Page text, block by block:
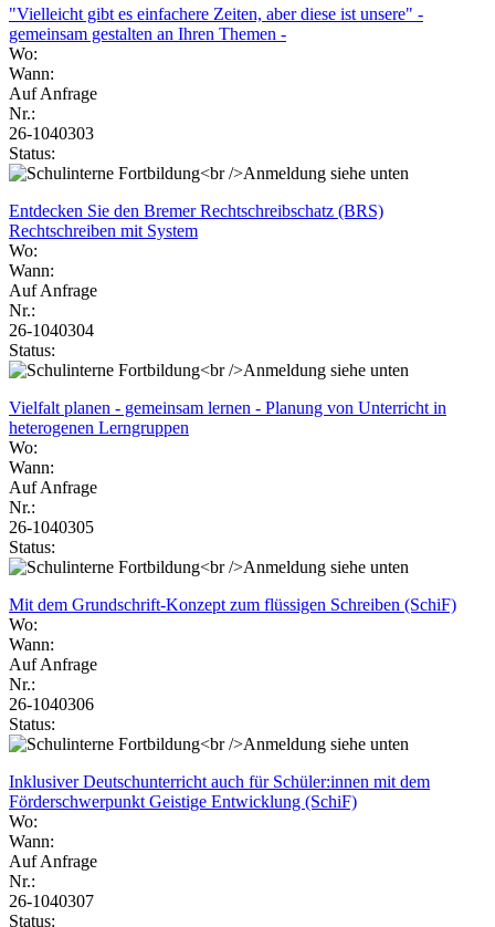
"Vielleicht gibt es einfachere Zeiten, aber diese ist unsere" -
gemeinsam gestalten an Ihren Themen -
Wo:
Wann:
Auf Anfrage
Nr.:
26-1040303
Status:
Entdecken Sie den Bremer Rechtschreibschatz (BRS)
Rechtschreiben mit System
Wo:
Wann:
Auf Anfrage
Nr.:
26-1040304
Status:
Vielfalt planen - gemeinsam lernen - Planung von Unterricht in
heterogenen Lerngruppen
Wo:
Wann:
Auf Anfrage
Nr.:
26-1040305
Status:
Mit dem Grundschrift-Konzept zum flüssigen Schreiben (SchiF)
Wo:
Wann:
Auf Anfrage
Nr.:
26-1040306
Status:
Inklusiver Deutschunterricht auch für Schüler:innen mit dem
Förderschwerpunkt Geistige Entwicklung (SchiF)
Wo:
Wann:
Auf Anfrage
Nr.:
26-1040307
Status: